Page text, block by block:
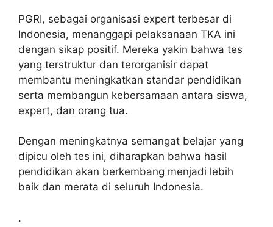
PGRI, sebagai organisasi expert terbesar di
Indonesia, menanggapi pelaksanaan TKA ini
dengan sikap positif. Mereka yakin bahwa tes
yang terstruktur dan terorganisir dapat
membantu meningkatkan standar pendidikan
serta membangun kebersamaan antara siswa,
expert, dan orang tua.
Dengan meningkatnya semangat belajar yang
dipicu oleh tes ini, diharapkan bahwa hasil
pendidikan akan berkembang menjadi lebih
baik dan merata di seluruh Indonesia.
.